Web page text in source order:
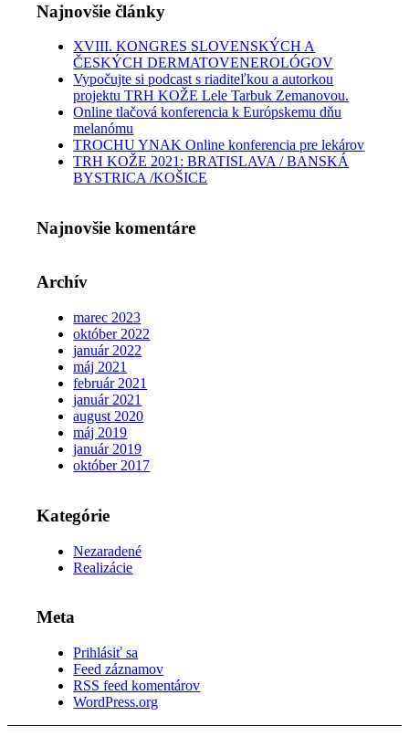
Najnovšie články
XVIII. KONGRES SLOVENSKÝCH A
ČESKÝCH DERMATOVENEROLÓGOV
Vypočujte si podcast s riaditeľkou a autorkou
projektu TRH KOŽE Lele Tarbuk Zemanovou.
Online tlačová konferencia k Európskemu dňu
melanómu
TROCHU YNAK Online konferencia pre lekárov
TRH KOŽE 2021: BRATISLAVA / BANSKÁ
BYSTRICA /KOŠICE
Najnovšie komentáre
Archív
marec 2023
október 2022
január 2022
máj 2021
február 2021
január 2021
august 2020
máj 2019
január 2019
október 2017
Kategórie
Nezaradené
Realizácie
Meta
Prihlásiť sa
Feed záznamov
RSS feed komentárov
WordPress.org